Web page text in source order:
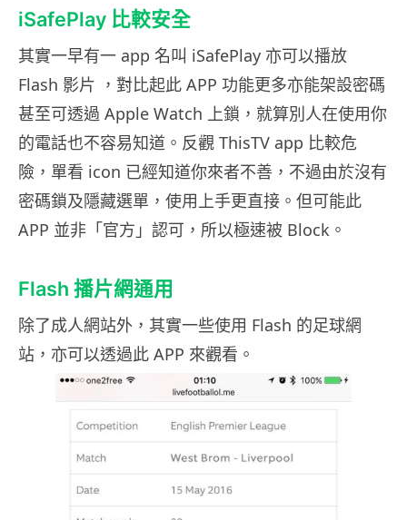
iSafePlay 比較安全
其實一早有一 app 名叫 iSafePlay 亦可以播放
Flash 影片 ，對比起此 APP 功能更多亦能架設密碼
甚至可透過 Apple Watch 上鎖，就算別人在使用你
的電話也不容易知道。反觀 ThisTV app 比較危
險，單看 icon 已經知道你來者不善，不過由於沒有
密碼鎖及隱藏選單，使用上手更直接。但可能此
APP 並非「官方」認可，所以極速被 Block。
Flash 播片網通用
除了成人網站外，其實一些使用 Flash 的足球網
站，亦可以透過此 APP 來觀看。